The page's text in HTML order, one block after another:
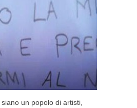
un popolo di artisti,